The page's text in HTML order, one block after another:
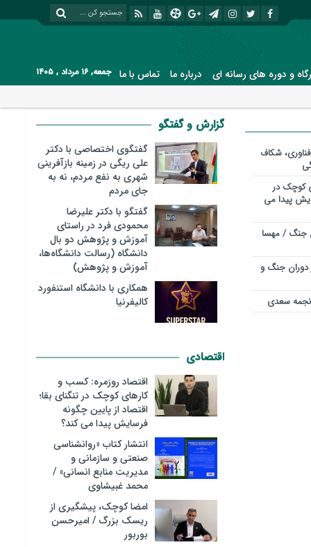
و دوره های رسانه ای درباره ما تماس با ما
جمعه, ۱۶ مرداد , ۱۴۰۵
شکاف
کوچک در
پیدا می
جنگ / مهسا
جنگ و
نجمه سعدی
گزارش و گفتگو
گفتگوی اختصاصی با دکتر
علی ریگی در زمینه بازآفرینی
شهری به نفع مردم، نه به
جای مردم
گفتگو با دکتر علیرضا
محمودی فرد در راستای
آموزش و پژوهش دو بال
دانشگاه (رسالت دانشگاه‌ها،
آموزش و پژوهش)
همکاری با دانشگاه استنفورد
کالیفرنیا
اقتصادی
اقتصاد روزمره: کسب‌ و
کارهای کوچک در تنگنای بقا؛
اقتصاد از پایین چگونه
فرسایش پیدا می کند؟
انتشار کتاب «روانشناسی
صنعتی و سازمانی و
مدیریت منابع انسانی» /
محمد غبیشاوی
امضا کوچک، پیشگیری از
ریسک بزرگ / امیرحسن
بوربور